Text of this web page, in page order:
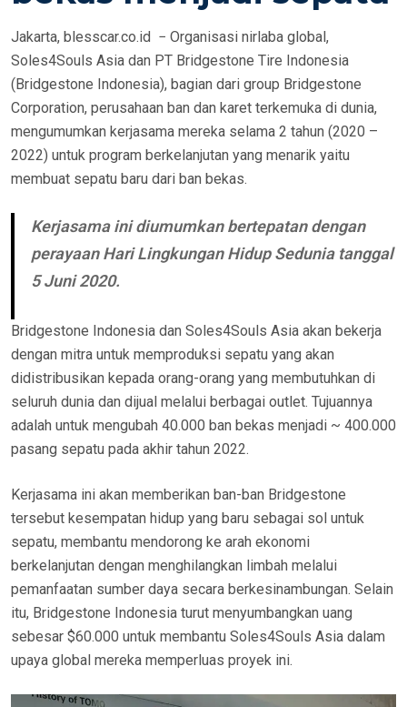
Jakarta, blesscar.co.id − Organisasi nirlaba global,
Soles4Souls Asia dan PT Bridgestone Tire Indonesia
(Bridgestone Indonesia), bagian dari group Bridgestone
Corporation, perusahaan ban dan karet terkemuka di dunia,
mengumumkan kerjasama mereka selama 2 tahun (2020 –
2022) untuk program berkelanjutan yang menarik yaitu
membuat sepatu baru dari ban bekas.
Kerjasama ini diumumkan bertepatan dengan
perayaan Hari Lingkungan Hidup Sedunia tanggal
5 Juni 2020.
Bridgestone Indonesia dan Soles4Souls Asia akan bekerja
dengan mitra untuk memproduksi sepatu yang akan
didistribusikan kepada orang-orang yang membutuhkan di
seluruh dunia dan dijual melalui berbagai outlet. Tujuannya
adalah untuk mengubah 40.000 ban bekas menjadi ~ 400.000
pasang sepatu pada akhir tahun 2022.
Kerjasama ini akan memberikan ban-ban Bridgestone
tersebut kesempatan hidup yang baru sebagai sol untuk
sepatu, membantu mendorong ke arah ekonomi
berkelanjutan dengan menghilangkan limbah melalui
pemanfaatan sumber daya secara berkesinambungan. Selain
itu, Bridgestone Indonesia turut menyumbangkan uang
sebesar $60.000 untuk membantu Soles4Souls Asia dalam
upaya global mereka memperluas proyek ini.